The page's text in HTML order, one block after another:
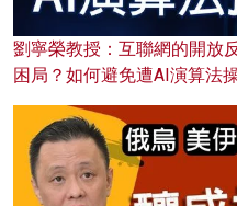
劉寧榮教授：互聯網的開放
困局？如何避免遭AI演算法